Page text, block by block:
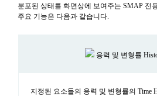
분포된 상태를 화면상에 보여주는 SMAP 전
주요 기능은 다음과 같습니다.
응력 및 변형률
지정된 요소들의 응력 및 변형률의 Time